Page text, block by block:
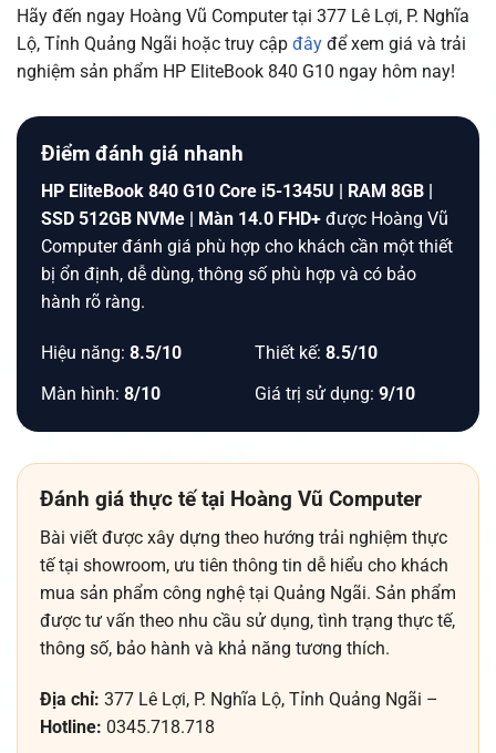
Hãy đến ngay Hoàng Vũ Computer tại 377 Lê Lợi, P. Nghĩa
Lộ, Tỉnh Quảng Ngãi hoặc truy cập đây để xem giá và trải
nghiệm sản phẩm HP EliteBook 840 G10 ngay hôm nay!
Điểm đánh giá nhanh
HP EliteBook 840 G10 Core i5-1345U | RAM 8GB |
SSD 512GB NVMe | Màn 14.0 FHD+ được Hoàng Vũ
Computer đánh giá phù hợp cho khách cần một thiết
bị ổn định, dễ dùng, thông số phù hợp và có bảo
hành rõ ràng.
Hiệu năng: 8.5/10 Thiết kế: 8.5/10
Màn hình: 8/10 Giá trị sử dụng: 9/10
Đánh giá thực tế tại Hoàng Vũ Computer
Bài viết được xây dựng theo hướng trải nghiệm thực
tế tại showroom, ưu tiên thông tin dễ hiểu cho khách
mua sản phẩm công nghệ tại Quảng Ngãi. Sản phẩm
được tư vấn theo nhu cầu sử dụng, tình trạng thực tế,
thông số, bảo hành và khả năng tương thích.
Địa chỉ: 377 Lê Lợi, P. Nghĩa Lộ, Tỉnh Quảng Ngãi –
Hotline: 0345.718.718